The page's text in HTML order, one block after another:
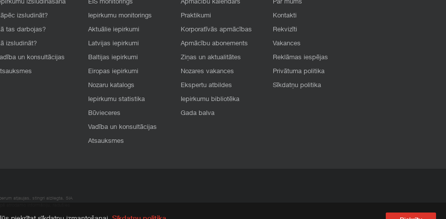
izsludināšana
izsludināt?
tas darbojas?
izsludināt?
un konsultācijas
EIS monitorings
Iepirkumu monitorings
Aktuālie iepirkumi
Latvijas iepirkumi
Baltijas iepirkumi
Eiropas iepirkumi
Nozaru katalogs
Iepirkumu statistika
Būvieceres
Vadība un konsultācijas
Atsauksmes
Apmācību kalendārs
Praktikumi
Korporatīvās apmācības
Apmācību abonements
Ziņas un aktualitātes
Nozares vakances
Ekspertu atbildes
Iepirkumu bibliotēka
Gada balva
Par mums
Kontakti
Rekvizīti
Vakances
Reklāmas iespējas
Privātuma politika
Sīkdatņu politika
atļaujas, stingri aizliegta. SIA